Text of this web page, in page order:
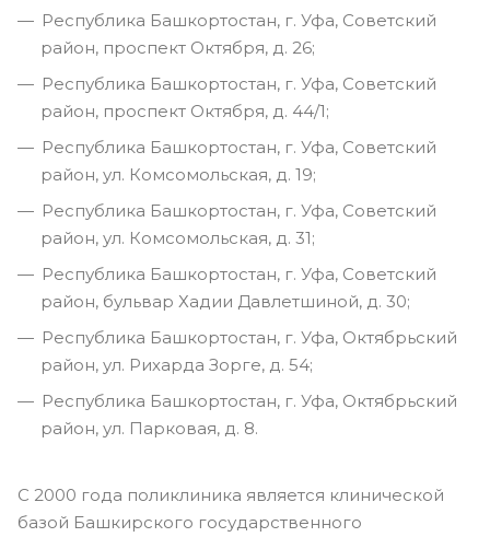
Республика Башкортостан, г. Уфа, Советский
район, проспект Октября, д. 26;
Республика Башкортостан, г. Уфа, Советский
район, проспект Октября, д. 44/1;
Республика Башкортостан, г. Уфа, Советский
район, ул. Комсомольская, д. 19;
Республика Башкортостан, г. Уфа, Советский
район, ул. Комсомольская, д. 31;
Республика Башкортостан, г. Уфа, Советский
район, бульвар Хадии Давлетшиной, д. 30;
Республика Башкортостан, г. Уфа, Октябрьский
район, ул. Рихарда Зорге, д. 54;
Республика Башкортостан, г. Уфа, Октябрьский
район, ул. Парковая, д. 8.
С 2000 года поликлиника является клинической
базой Башкирского государственного